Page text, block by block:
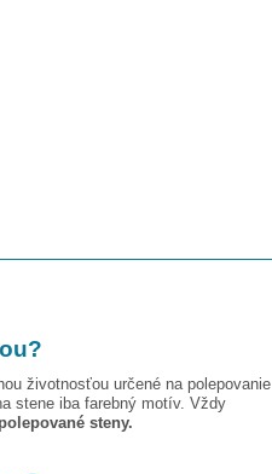
?
životnosťou určené na polepovanie
stene iba farebný motív. Vždy
steny.